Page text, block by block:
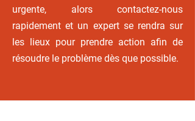
urgente, alors contactez-nous
rapidement et un expert se rendra sur
les lieux pour prendre action afin de
résoudre le problème dès que possible.